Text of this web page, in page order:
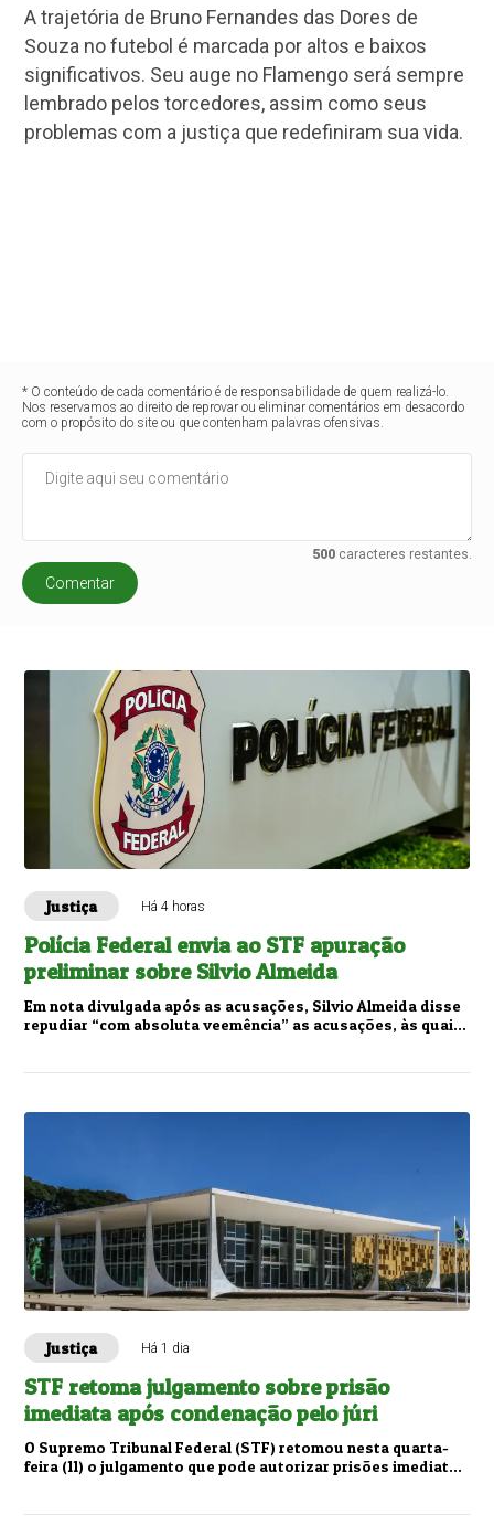
A trajetória de Bruno Fernandes das Dores de
Souza no futebol é marcada por altos e baixos
significativos. Seu auge no Flamengo será sempre
lembrado pelos torcedores, assim como seus
problemas com a justiça que redefiniram sua vida.
* O conteúdo de cada comentário é de responsabilidade de quem realizá-lo.
Nos reservamos ao direito de reprovar ou eliminar comentários em desacordo
com o propósito do site ou que contenham palavras ofensivas.
500caracteres restantes.
Comentar
Justiça Há 4 horas
Polícia Federal envia ao STF apuração
preliminar sobre Silvio Almeida
Em nota divulgada após as acusações, Silvio Almeida disse
repudiar “com absoluta veemência” as acusações, às quais
Justiça Há 1 dia
STF retoma julgamento sobre prisão
imediata após condenação pelo júri
O Supremo Tribunal Federal (STF) retomou nesta quarta-
feira (11) o julgamento que pode autorizar prisões imediatas